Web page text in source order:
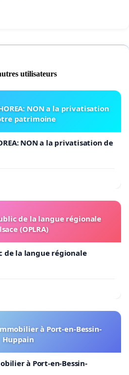
utilisateurs
NON a la privatisation
patrimoine
NON a la privatisation de
de la langue régionale
(OPLRA)
de la langue régionale
à Port-en-Bessin-
Huppain
à Port-en-Bessin-